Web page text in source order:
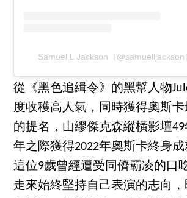
Samuel L Jackson（@samuelljackson
從《黑色追緝令》的黑幫人物
度收穫高人氣，同時獲得奧斯
的提名，山繆傑克森縱橫影壇
年之際獲得2022年奧斯卡終身成
這位9歲曾經遭受同儕霸凌的口
走來始終堅持自己表演的志向